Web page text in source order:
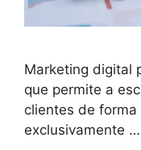
Marketing digital
que permite a
clientes de
exclusivamente …